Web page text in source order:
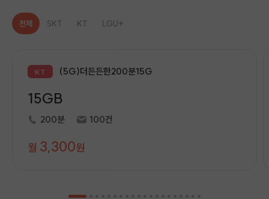
전체 SKT KT LGU+
KT (5G)더든든한200분15G
15GB
200분 100건
월 3,300원